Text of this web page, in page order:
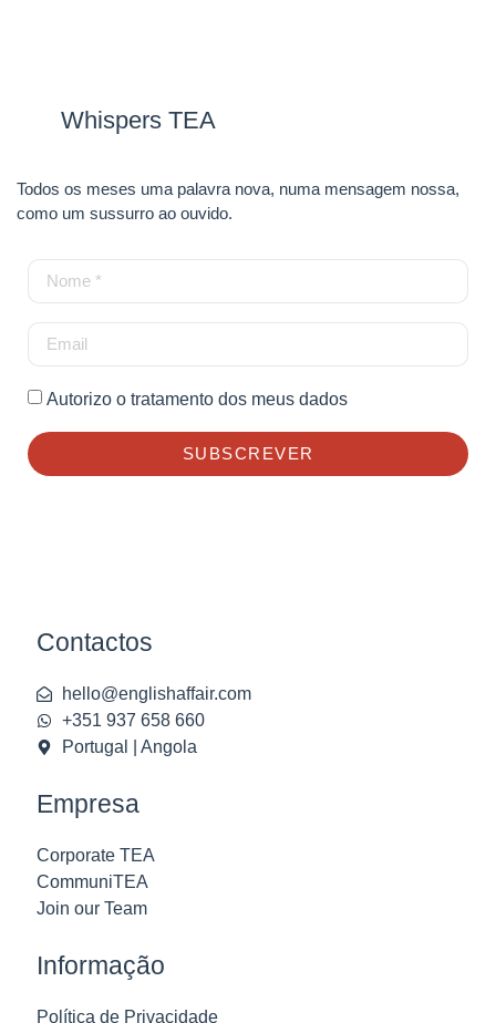
Whispers TEA
Todos os meses uma palavra nova, numa mensagem nossa,
como um sussurro ao ouvido.
Autorizo o tratamento dos meus dados
SUBSCREVER
Contactos
hello@englishaffair.com
+351 937 658 660
Portugal | Angola
Empresa
Corporate TEA
CommuniTEA
Join our Team
Informação
Política de Privacidade